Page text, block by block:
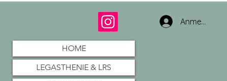
Anmelden
HOME
LEGASTHENIE & LRS